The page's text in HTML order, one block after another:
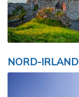
NORD-IRLAND